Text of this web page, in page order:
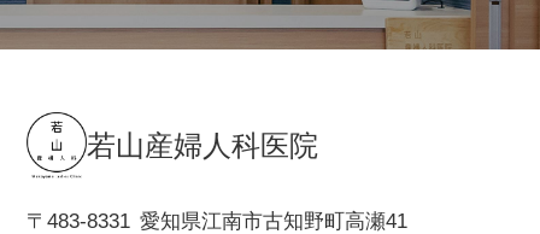
若山産婦人科医院
〒483-8331 愛知県江南市古知野町高瀬41